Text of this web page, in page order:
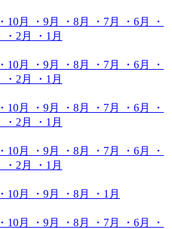
・10月 ・9月 ・8月 ・7月 ・6月
・
・2月
・1月
・10月 ・9月 ・8月 ・7月 ・6月
・
・2月
・1月
・10月 ・9月 ・8月 ・7月 ・6月
・
・2月
・1月
・10月 ・9月 ・8月 ・7月 ・6月
・
・2月
・1月
・10月 ・9月 ・8月
・1月
・10月 ・9月 ・8月 ・7月 ・6月
・